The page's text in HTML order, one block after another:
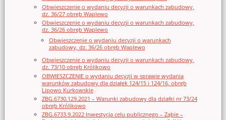
Obwieszczenie o wydaniu decyzji o warunkach zabudowy,
dz. 36/27 obręb Waplewo
Obwieszczenie o wydaniu decyzji o warunkach zabudowy,
dz. 36/26 obręb Waplewo
Obwieszczenie o wydaniu decyzji o warunkach
zabudowy, dz. 36/26 obręb Waplewo
Obwieszczenie o wydaniu decyzji o warunkach zabudowy,
dz. 73/10 obręb Królikowo
OBWIESZCZENIE o wydaniu decyzji w sprawie wydania
warunków zabudowy dla działek 124/15 i 124/16, obręb
Lipowo Kurkowskie
ZBG.6730.129.2021 – Warunki zabudowy dla działki nr 73/24
obręb Królikowo
ZBG.6733.9.2022 Inwestycja celu publicznego – Ząbie –